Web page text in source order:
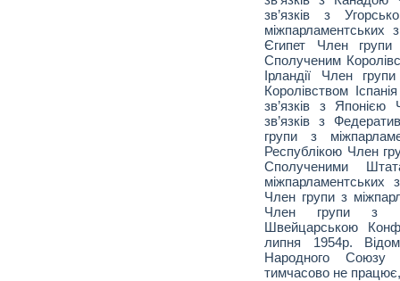
зв’язків з
міжпарламентських
Єгипет Член групи
Сполученим
Ірландії Член
Королівством
зв’язків з Японією
зв’язків з
групи з
Республікою Член
Сполученими
міжпарламентських
Член групи з
Член групи з
Швейцарською
липня 1954р.
Народного Союзу
тимчасово не працює,